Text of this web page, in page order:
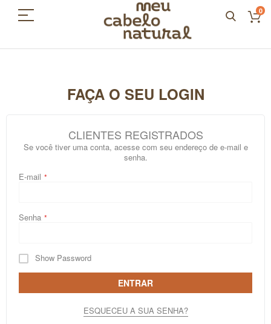
0
FAÇA O SEU LOGIN
CLIENTES REGISTRADOS
Se você tiver uma conta, acesse com seu endereço de e-mail e
senha.
E-mail
Senha
Show Password
ENTRAR
ESQUECEU A SUA SENHA?